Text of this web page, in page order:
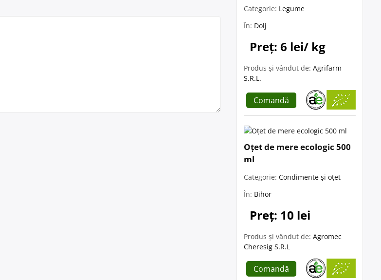
Categorie: Legume
În: Dolj
Preț: 6 lei/ kg
Produs și vândut de: Agrifarm
S.R.L.
Comandă
Oțet de mere ecologic 500
ml
Categorie: Condimente și oțet
În: Bihor
Preț: 10 lei
Produs și vândut de: Agromec
Cheresig S.R.L
Comandă